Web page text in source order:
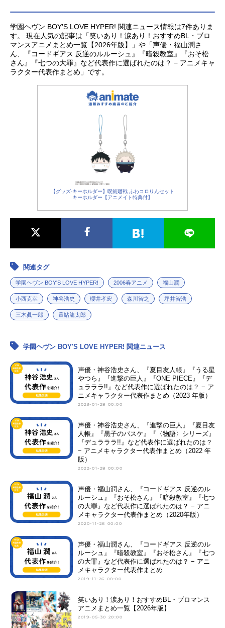
学園ヘヴン BOY'S LOVE HYPER! 関連ニュース情報は7件ありま
す。 現在人気の記事は「笑いあり！涙あり！おすすめBL・ブロ
マンスアニメまとめ一覧【2026年版】」や「声優・福山潤さ
ん、『コードギアス 反逆のルルーシュ』『暗殺教室』『おそ松
さん』『七つの大罪』など代表作に選ばれたのは？ − アニメキャ
ラクター代表作まとめ」です。
【グッズ-キーホルダー】呪術廻戦 ふわコロりんセット
キーホルダー【アニメイト特典付】
関連タグ
学園ヘヴン BOY'S LOVE HYPER! 2006春アニメ 福山潤
小西克幸 神谷浩史 櫻井孝宏 森川智之 坪井智浩
三木眞一郎 置鮎龍太郎
学園ヘヴン BOY'S LOVE HYPER! 関連ニュース
声優・神谷浩史さん、『夏目友人帳』『うる星
やつら』『進撃の巨人』『ONE PIECE』『デ
ュラララ!!』など代表作に選ばれたのは？ − ア
ニメキャラクター代表作まとめ（2023 年版）
2023-01-28 00:00
声優・神谷浩史さん、『進撃の巨人』『夏目友
人帳』『黒子のバスケ』『〈物語〉シリーズ』
『デュラララ!!』など代表作に選ばれたのは？
− アニメキャラクター代表作まとめ（2022 年
版）
2022-01-28 00:00
声優・福山潤さん、『コードギアス 反逆のル
ルーシュ』『おそ松さん』『暗殺教室』『七つ
の大罪』など代表作に選ばれたのは？ − アニ
メキャラクター代表作まとめ（2020年版）
2020-11-26 00:00
声優・福山潤さん、『コードギアス 反逆のル
ルーシュ』『暗殺教室』『おそ松さん』『七つ
の大罪』など代表作に選ばれたのは？ − アニ
メキャラクター代表作まとめ
2019-11-26 08:00
笑いあり！涙あり！おすすめBL・ブロマンス
アニメまとめ一覧【2026年版】
2019-05-30 20:00